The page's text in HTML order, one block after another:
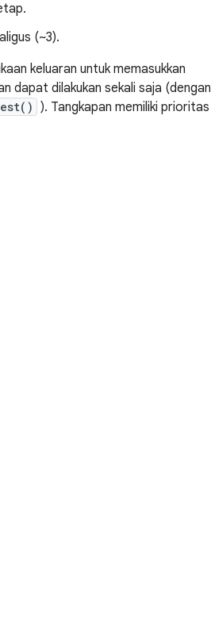
(~3).
keluaran untuk memasukkan
dapat dilakukan sekali saja (dengan
). Tangkapan memiliki prioritas